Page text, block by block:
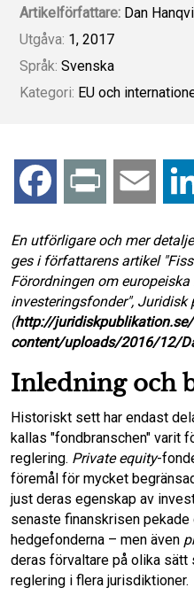
Artikelförfattare: Dan
Utgåva: 1, 2017
Språk: Svenska
Kategori: EU och
c
e
b
o
o
k
i
n
t
a
i
l
En utförligare och mer
ges i författarens artikel
Förordningen om
investeringsfonder",
(http://
content/uploads/2016/12/
Inledning och
Historiskt sett har endast
kallas "fondbranschen" varit
reglering. Private equity-
föremål för mycket
just deras egenskap av
senaste finanskrisen
hedgefonderna – men även
deras förvaltare på olika
reglering i flera jurisdiktioner.